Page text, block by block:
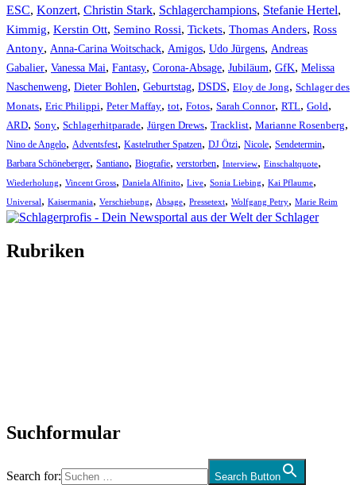
ESC, Konzert, Christin Stark, Schlagerchampions, Stefanie Hertel,
Kimmig, Kerstin Ott, Semino Rossi, Tickets, Thomas Anders, Ross
Antony, Anna-Carina Woitschack, Amigos, Udo Jürgens, Andreas
Gabalier, Vanessa Mai, Fantasy, Corona-Absage, Jubiläum, GfK, Melissa
Naschenweng, Dieter Bohlen, Geburtstag, DSDS, Eloy de Jong, Schlager des
Monats, Eric Philippi, Peter Maffay, tot, Fotos, Sarah Connor, RTL, Gold,
ARD, Sony, Schlagerhitparade, Jürgen Drews, Tracklist, Marianne Rosenberg,
Nino de Angelo, Adventsfest, Kastelruther Spatzen, DJ Ötzi, Nicole, Sendetermin,
Barbara Schöneberger, Santiano, Biografie, verstorben, Interview, Einschaltquote,
Wiederholung, Vincent Gross, Daniela Alfinito, Live, Sonia Liebing, Kai Pflaume,
Universal, Kaisermania, Verschiebung, Absage, Pressetext, Wolfgang Petry, Marie Reim
Rubriken
Suchformular
Search for: Search Button